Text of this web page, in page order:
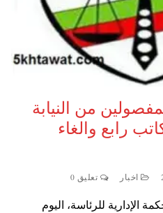
من النيابة
رابع والغاء
اخبار تعليق 0
بالمحكمة الإدارية للرئاسة، اليوم